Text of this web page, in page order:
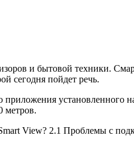
и бытовой техники.
сегодня пойдет речь.
установленного
метров.
View? 2.1 Проблемы с